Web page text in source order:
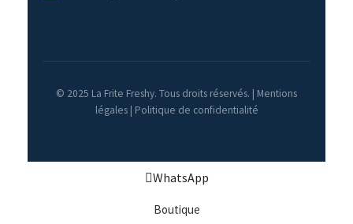
© 2025 La Frite Freshy. Tous droits réservés. | Mentions
légales| Politique de confidentialité
WhatsApp
Boutique